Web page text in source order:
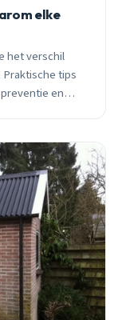
elke
het verschil
Praktische tips
en